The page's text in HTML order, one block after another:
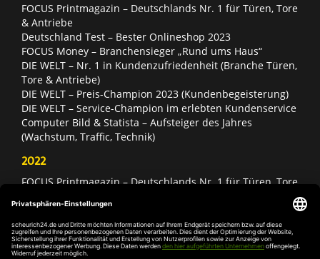
FOCUS Printmagazin – Deutschlands Nr. 1 für Türen, Tore
& Antriebe
Deutschland Test – Bester Onlineshop 2023
FOCUS Money – Branchensieger „Rund ums Haus“
DIE WELT – Nr. 1 in Kundenzufriedenheit (Branche Türen,
Tore & Antriebe)
DIE WELT – Preis-Champion 2023 (Kundenbegeisterung)
DIE WELT – Service-Champion im erlebten Kundenservice
Computer Bild & Statista – Aufsteiger des Jahres
(Wachstum, Traffic, Technik)
2022
FOCUS Printmagazin – Deutschlands Nr. 1 für Türen, Tore
Deutschland Test – Bester Onlineshop 2022
FOCUS Money – Branchensieger „Rund ums Haus“
DIE WELT – Service-Champion im erlebten Kundenservice
DIE WELT – Branchengewinner Gold-Rang (Türen, Tore &